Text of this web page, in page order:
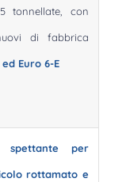
tonnellate, con
di fabbrica
Euro 6-E
spettante per
rottamato e